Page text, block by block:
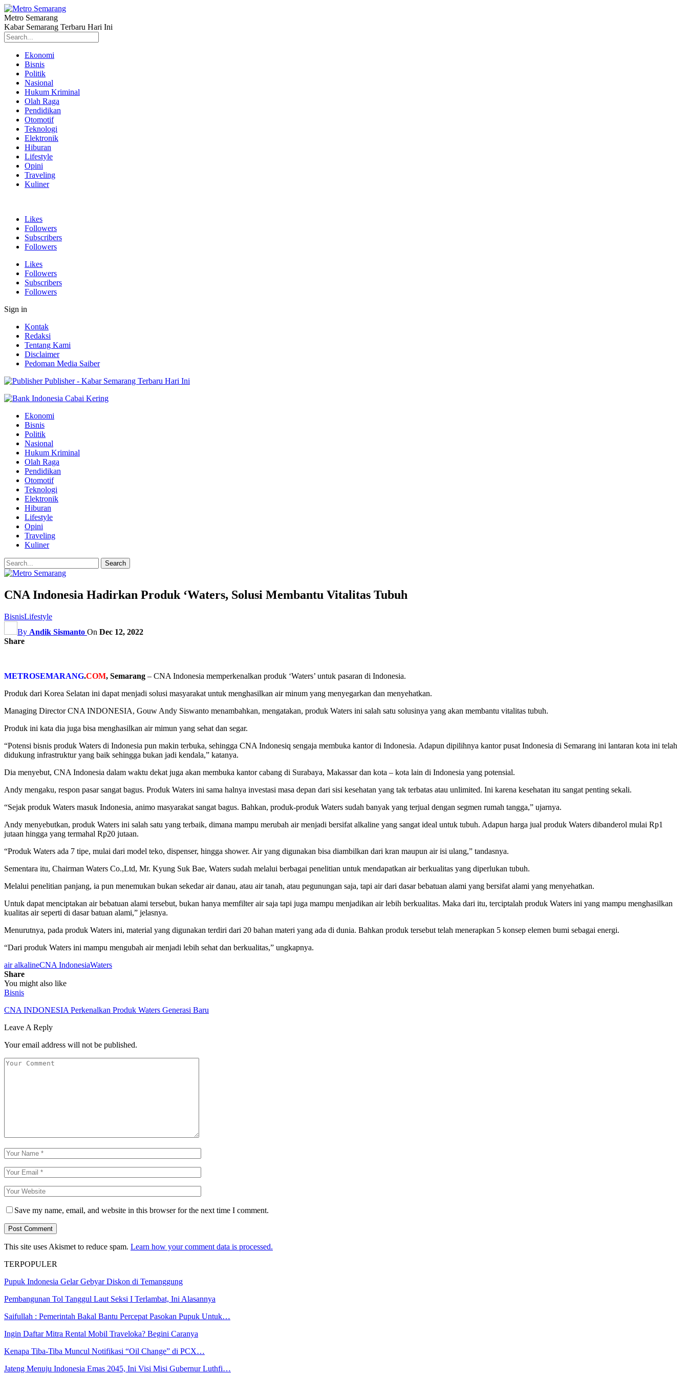
Metro Semarang
Kabar Semarang Terbaru Hari Ini
Ekonomi
Bisnis
Politik
Nasional
Hukum Kriminal
Olah Raga
Pendidikan
Otomotif
Teknologi
Elektronik
Hiburan
Lifestyle
Opini
Traveling
Kuliner
Likes
Followers
Subscribers
Followers
Likes
Followers
Subscribers
Followers
Sign in
Kontak
Redaksi
Tentang Kami
Disclaimer
Pedoman Media Saiber
Publisher - Kabar Semarang Terbaru Hari Ini
Ekonomi
Bisnis
Politik
Nasional
Hukum Kriminal
Olah Raga
Pendidikan
Otomotif
Teknologi
Elektronik
Hiburan
Lifestyle
Opini
Traveling
Kuliner
CNA Indonesia Hadirkan Produk ‘Waters, Solusi Membantu Vitalitas Tubuh
BisnisLifestyle
By Andik Sismanto On Dec 12, 2022
Share
METROSEMARANG.COM, Semarang – CNA Indonesia memperkenalkan produk ‘Waters’ untuk pasaran di Indonesia.
Produk dari Korea Selatan ini dapat menjadi solusi masyarakat untuk menghasilkan air minum yang menyegarkan dan menyehatkan.
Managing Director CNA INDONESIA, Gouw Andy Siswanto menambahkan, mengatakan, produk Waters ini salah satu solusinya yang akan membantu vitalitas tubuh.
Produk ini kata dia juga bisa menghasilkan air mimun yang sehat dan segar.
“Potensi bisnis produk Waters di Indonesia pun makin terbuka, sehingga CNA Indonesiq sengaja membuka kantor di Indonesia. Adapun dipilihnya kantor pusat Indonesia di Semarang ini lantaran kota ini telah
didukung infrastruktur yang baik sehingga bukan jadi kendala,” katanya.
Dia menyebut, CNA Indonesia dalam waktu dekat juga akan membuka kantor cabang di Surabaya, Makassar dan kota – kota lain di Indonesia yang potensial.
Andy mengaku, respon pasar sangat bagus. Produk Waters ini sama halnya investasi masa depan dari sisi kesehatan yang tak terbatas atau unlimited. Ini karena kesehatan itu sangat penting sekali.
“Sejak produk Waters masuk Indonesia, animo masyarakat sangat bagus. Bahkan, produk-produk Waters sudah banyak yang terjual dengan segmen rumah tangga,” ujarnya.
Andy menyebutkan, produk Waters ini salah satu yang terbaik, dimana mampu merubah air menjadi bersifat alkaline yang sangat ideal untuk tubuh. Adapun harga jual produk Waters dibanderol mulai Rp1
jutaan hingga yang termahal Rp20 jutaan.
“Produk Waters ada 7 tipe, mulai dari model teko, dispenser, hingga shower. Air yang digunakan bisa diambilkan dari kran maupun air isi ulang,” tandasnya.
Sementara itu, Chairman Waters Co.,Ltd, Mr. Kyung Suk Bae, Waters sudah melalui berbagai penelitian untuk mendapatkan air berkualitas yang diperlukan tubuh.
Melalui penelitian panjang, ia pun menemukan bukan sekedar air danau, atau air tanah, atau pegunungan saja, tapi air dari dasar bebatuan alami yang bersifat alami yang menyehatkan.
Untuk dapat menciptakan air bebatuan alami tersebut, bukan hanya memfilter air saja tapi juga mampu menjadikan air lebih berkualitas. Maka dari itu, terciptalah produk Waters ini yang mampu menghasilkan
kualitas air seperti di dasar batuan alami,” jelasnya.
Menurutnya, pada produk Waters ini, material yang digunakan terdiri dari 20 bahan materi yang ada di dunia. Bahkan produk tersebut telah menerapkan 5 konsep elemen bumi sebagai energi.
“Dari produk Waters ini mampu mengubah air menjadi lebih sehat dan berkualitas,” ungkapnya.
air alkalineCNA IndonesiaWaters
Share
You might also like
Bisnis
CNA INDONESIA Perkenalkan Produk Waters Generasi Baru
Leave A Reply
Your email address will not be published.
Save my name, email, and website in this browser for the next time I comment.
This site uses Akismet to reduce spam. Learn how your comment data is processed.
TERPOPULER
Pupuk Indonesia Gelar Gebyar Diskon di Temanggung
Pembangunan Tol Tanggul Laut Seksi I Terlambat, Ini Alasannya
Saifullah : Pemerintah Bakal Bantu Percepat Pasokan Pupuk Untuk…
Ingin Daftar Mitra Rental Mobil Traveloka? Begini Caranya
Kenapa Tiba-Tiba Muncul Notifikasi “Oil Change” di PCX…
Jateng Menuju Indonesia Emas 2045, Ini Visi Misi Gubernur Luthfi…